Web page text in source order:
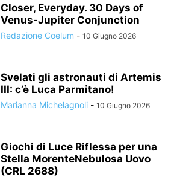
Closer, Everyday. 30 Days of
Venus-Jupiter Conjunction
Redazione Coelum - 10 Giugno 2026
Svelati gli astronauti di Artemis
III: c’è Luca Parmitano!
Marianna Michelagnoli - 10 Giugno 2026
Giochi di Luce Riflessa per una
Stella MorenteNebulosa Uovo
(CRL 2688)